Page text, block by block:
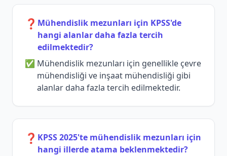
❓ Mühendislik mezunları için KPSS'de
hangi alanlar daha fazla tercih
edilmektedir?
Mühendislik mezunları için genellikle çevre
mühendisliği ve inşaat mühendisliği gibi
alanlar daha fazla tercih edilmektedir.
❓ KPSS 2025'te mühendislik mezunları için
hangi illerde atama beklenmektedir?